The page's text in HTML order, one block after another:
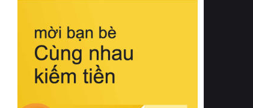
hồi chuẩn xác của phần đệm nâng đỡ
cột sống.
Bên cạnh đó, việc lựa chọn các dòng
sản phẩm đạt chuẩn chất lượng quốc
tế còn giúp ngăn ngừa tình trạng kích